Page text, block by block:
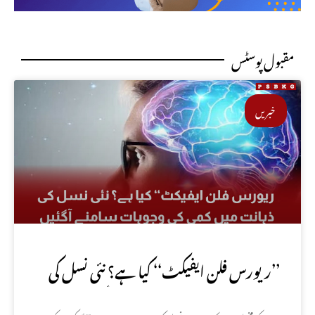
مقبول پوسٹس
خبریں
’’ریورس فلن ایفیکٹ‘‘ کیا ہے؟ نئی نسل کی
ذہانت میں کمی کی وجوہات سامنے آگئیں